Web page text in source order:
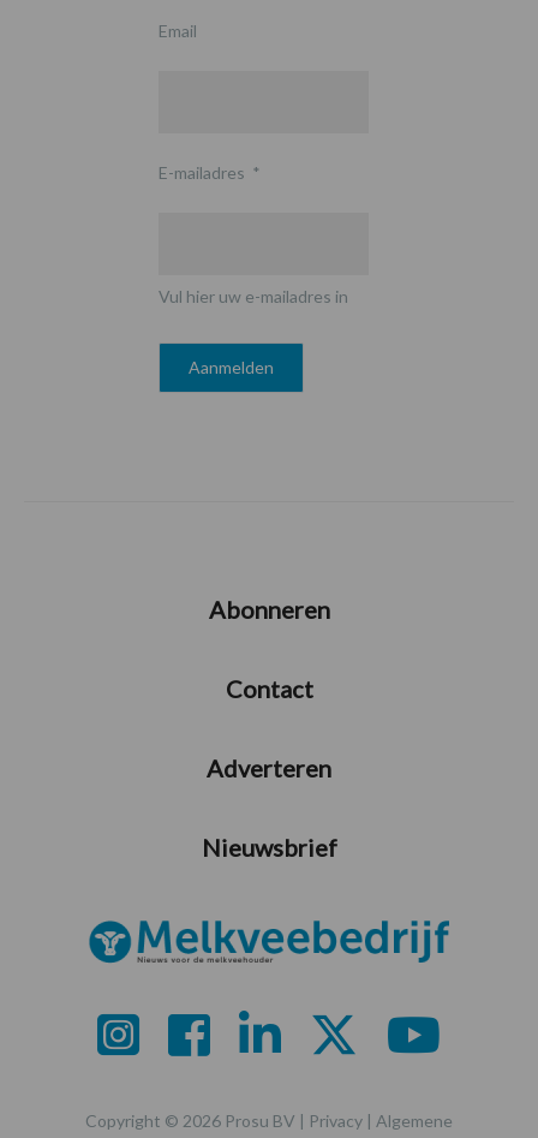
Email
E-mailadres *
Vul hier uw e-mailadres in
Abonneren
Contact
Adverteren
Nieuwsbrief
Copyright © 2026 Prosu BV | Privacy | Algemene